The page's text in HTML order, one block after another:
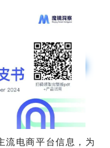
流电商平台信息，为